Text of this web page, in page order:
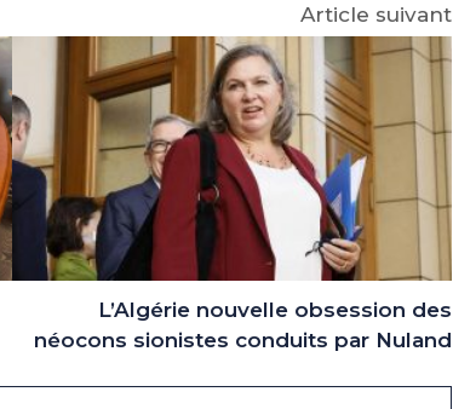
Article suivant
L’Algérie nouvelle obsession des
néocons sionistes conduits par Nuland